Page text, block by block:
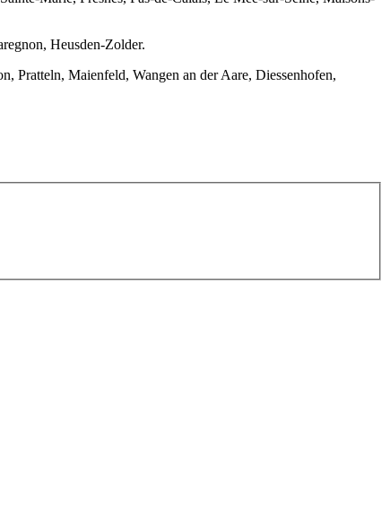
Heusden-Zolder.
Pratteln, Maienfeld, Wangen an der Aare, Diessenhofen,